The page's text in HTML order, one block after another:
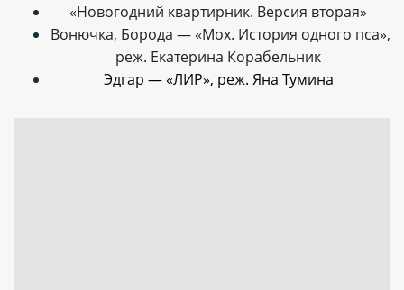
«Новогодний квартирник. Версия вторая»
Вонючка, Борода — «Мох. История одного пса»,
реж. Екатерина Корабельник
Эдгар — «ЛИР», реж. Яна Тумина